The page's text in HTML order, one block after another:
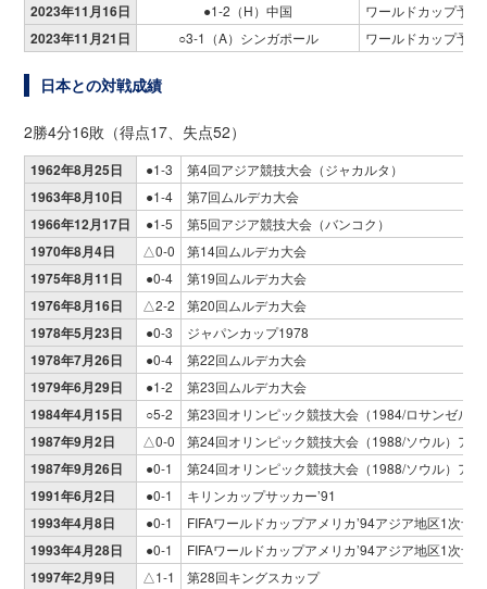
2023年11月16日 ●1-2（H）中国 ワールドカップ予選
2023年11月21日 ○3-1（A）シンガポール ワールドカップ予選
日本との対戦成績
2勝4分16敗（得点17、失点52）
1962年8月25日 ●1-3 第4回アジア競技大会（ジャカルタ）
1963年8月10日 ●1-4 第7回ムルデカ大会
1966年12月17日 ●1-5 第5回アジア競技大会（バンコク）
1970年8月4日 △0-0 第14回ムルデカ大会
1975年8月11日 ●0-4 第19回ムルデカ大会
1976年8月16日 △2-2 第20回ムルデカ大会
1978年5月23日 ●0-3 ジャパンカップ1978
1978年7月26日 ●0-4 第22回ムルデカ大会
1979年6月29日 ●1-2 第23回ムルデカ大会
1984年4月15日 ○5-2 第23回オリンピック競技大会（1984/ロサンゼル
1987年9月2日 △0-0 第24回オリンピック競技大会（1988/ソウル）ア
1987年9月26日 ●0-1 第24回オリンピック競技大会（1988/ソウル）ア
1991年6月2日 ●0-1 キリンカップサッカー’91
1993年4月8日 ●0-1 FIFAワールドカップアメリカ’94アジア地区1次予選
1993年4月28日 ●0-1 FIFAワールドカップアメリカ’94アジア地区1次予選
1997年2月9日 △1-1 第28回キングスカップ